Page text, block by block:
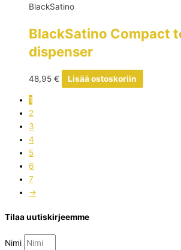
BlackSatino
BlackSatino Compact
dispenser
48,95 € Lisää ostoskoriin
1
2
3
4
5
6
7
→
Tilaa uutiskirjeemme
Nimi